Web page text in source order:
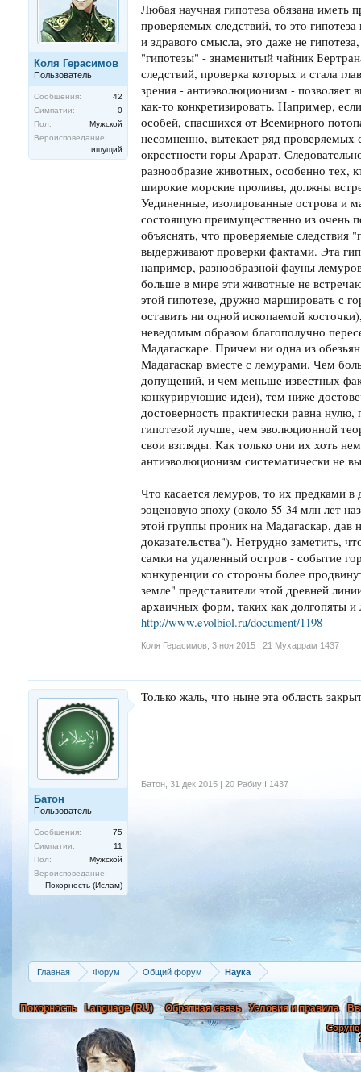
Коля Герасимов
Пользователь
Сообщения:
42
Симпатии:
0
Пол:
Мужской
Вероисповедание:
ищущий
Любая научная гипотеза обязана иметь
проверяемых следствий, то это
и здравого смысла, это даже не
"гипотезы" - знаменитый чайник
следствий, проверка которых и стала
зрения - антиэволюционизм - позволяет
как-то конкретизировать. Например,
особей, спасшихся от Всемирного
несомненно, вытекает ряд проверяемых
окрестности горы Арарат.
разнообразие животных, особенно тех,
широкие морские проливы, должны
Уединенные, изолированные острова и
состоящую преимущественно из очень
объяснять, что проверяемые следствия
выдерживают проверки фактами. Эта
например, разнообразной фауны
больше в мире эти животные не
этой гипотезе, дружно маршировать с
оставить ни одной ископаемой
неведомым образом благополучно
Мадагаскаре. Причем ни одна из
Мадагаскар вместе с лемурами. Чем
допущений, и чем меньше известных
конкурирующие идеи), тем ниже
достоверность практически равна
гипотезой лучше, чем эволюционной
свои взгляды. Как только они их хоть
антиэволюционизм систематически не
Что касается лемуров, то их предками
эоценовую эпоху (около 55-34 млн лет
этой группы проник на Мадагаскар, дав
доказательства"). Нетрудно заметить,
самки на удаленный остров - событие
конкуренции со стороны более
земле" представители этой древней
архаичных форм, таких как долгопяты и
http://www.evolbiol.ru/document/1198
Коля Герасимов 3 ноя 2015 | 21 Мухаррам 1437
Батон
Пользователь
Сообщения:
75
Симпатии:
11
Пол:
Мужской
Вероисповедание:
Покорность (Ислам)
Только жаль, что ныне эта область
Батон 31 дек 2015 | 20 Рабиу I 1437
Главная Форум Общий форум Наука
Покорность Language (RU) Обратная связь Условия и правила